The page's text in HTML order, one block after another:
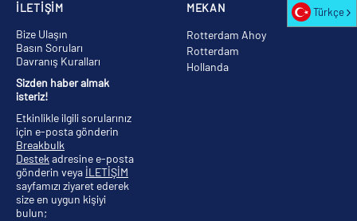
MEKAN
Rotterdam Ahoy
Rotterdam
Hollanda
İLETİŞİM
Bize Ulaşın
Basın Soruları
Davranış Kuralları
Sizden haber almak
isteriz!
Etkinlikle ilgili sorularınız
için e-posta gönderin
Breakbulk
Destek adresine e-posta
gönderin veya İLETİŞİM
sayfamızı ziyaret ederek
size en uygun kişiyi
bulun;
Türkçe